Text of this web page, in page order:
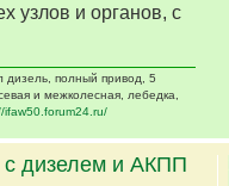
узлов и органов, с
дизель, полный привод, 5
и межколесная, лебедка,
ifaw50.forum24.ru/
дизелем и АКПП